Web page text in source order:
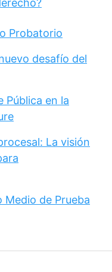
Probatorio
desafío del
Pública en la
La visión
de Prueba